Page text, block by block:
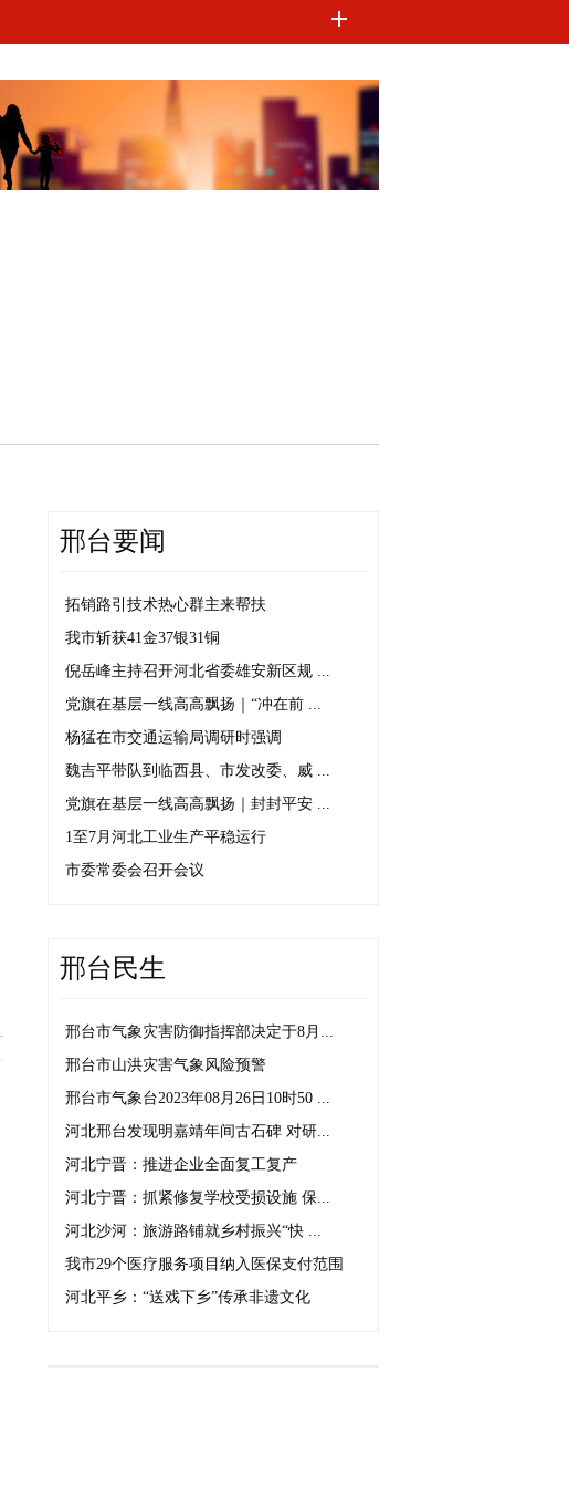
邢台要闻
拓销路引技术热心群主来帮扶
我市斩获41金37银31铜
倪岳峰主持召开河北省委雄安新区规 ...
党旗在基层一线高高飘扬｜“冲在前 ...
杨猛在市交通运输局调研时强调
魏吉平带队到临西县、市发改委、威 ...
党旗在基层一线高高飘扬｜封封平安 ...
1至7月河北工业生产平稳运行
市委常委会召开会议
邢台民生
邢台市气象灾害防御指挥部决定于8月...
邢台市山洪灾害气象风险预警
邢台市气象台2023年08月26日10时50 ...
河北邢台发现明嘉靖年间古石碑 对研...
河北宁晋：推进企业全面复工复产
河北宁晋：抓紧修复学校受损设施 保...
河北沙河：旅游路铺就乡村振兴“快 ...
我市29个医疗服务项目纳入医保支付范围
河北平乡：“送戏下乡”传承非遗文化